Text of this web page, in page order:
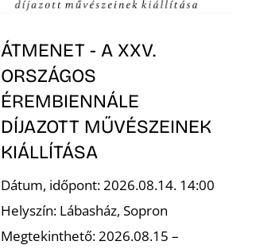
ÁTMENET - A XXV.
ORSZÁGOS
ÉREMBIENNÁLE
DÍJAZOTT MŰVÉSZEINEK
KIÁLLÍTÁSA
Dátum, időpont: 2026.08.14. 14:00
Helyszín: Lábasház, Sopron
Megtekinthető: 2026.08.15 –